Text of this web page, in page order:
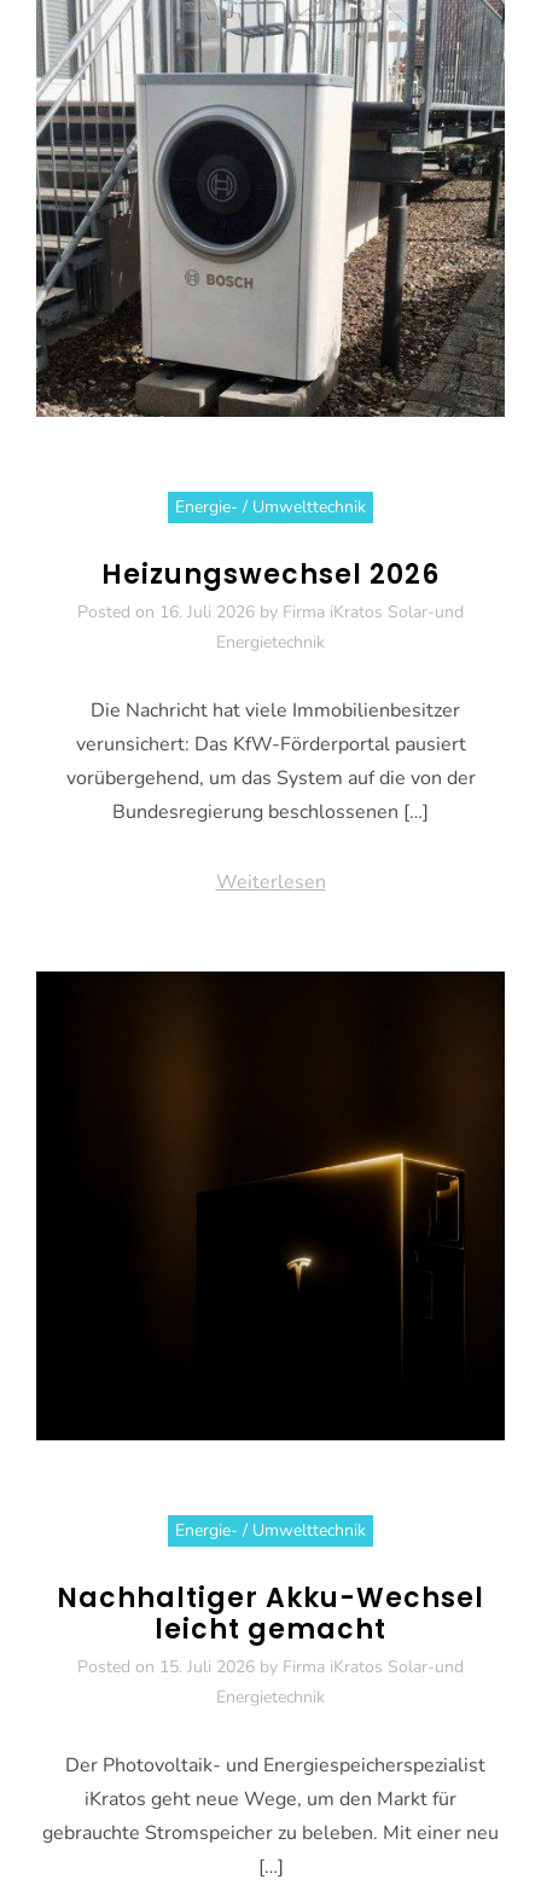
Energie- / Umwelttechnik
Heizungswechsel 2026
Posted on 16. Juli 2026 by Firma iKratos Solar-und
Energietechnik
Die Nachricht hat viele Immobilienbesitzer
verunsichert: Das KfW-Förderportal pausiert
vorübergehend, um das System auf die von der
Bundesregierung beschlossenen […]
Weiterlesen
Energie- / Umwelttechnik
Nachhaltiger Akku-Wechsel
leicht gemacht
Posted on 15. Juli 2026 by Firma iKratos Solar-und
Energietechnik
Der Photovoltaik- und Energiespeicherspezialist
iKratos geht neue Wege, um den Markt für
gebrauchte Stromspeicher zu beleben. Mit einer neu
[…]